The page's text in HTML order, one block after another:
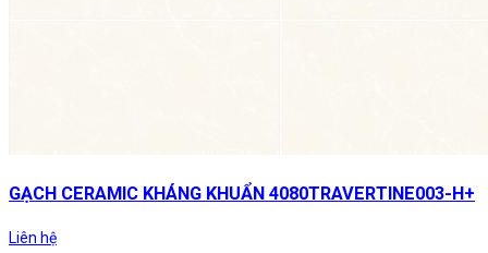
GẠCH CERAMIC KHÁNG KHUẨN 4080TRAVERTINE003-H+
Liên hệ